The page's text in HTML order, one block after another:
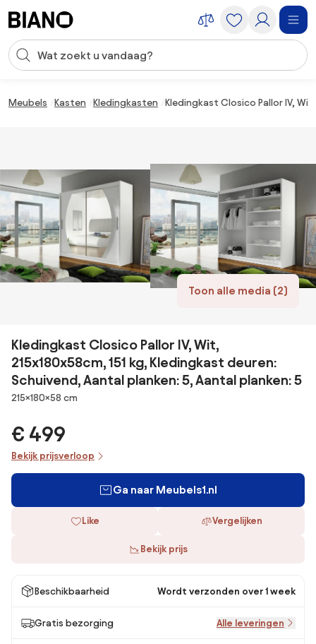
Zoekopdracht invoeren
Meubels Kasten Kledingkasten Kledingkast Closico Pallor IV,
Toon alle media (2)
Kledingkast Closico Pallor IV, Wit,
215x180x58cm, 151 kg, Kledingkast deuren:
Schuivend, Aantal planken: 5, Aantal planken: 5
Afmetingen
215×180×58 cm
€ 499
Bekijk prijsverloop
Ga naar Meubels1.nl
Like Vergelijken
Bekijk prijs
Beschikbaarheid Wordt verzonden over 1 week
Gratis bezorging Alle leveringen